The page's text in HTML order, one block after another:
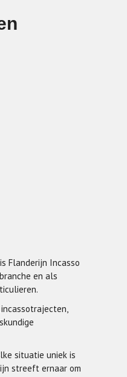
Flanderijn Incasso
en als
situatie uniek is
streeft ernaar om